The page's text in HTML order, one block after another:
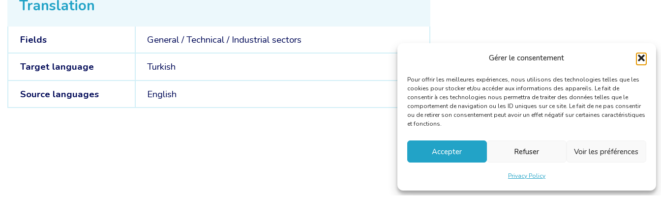
Gérer le consentement
Pour offrir les meilleures expériences, nous utilisons des technologies telles que les
cookies pour stocker et/ou accéder aux informations des appareils. Le fait de
consentir à ces technologies nous permettra de traiter des données telles que le
comportement de navigation ou les ID uniques sur ce site. Le fait de ne pas consentir
ou de retirer son consentement peut avoir un effet négatif sur certaines caractéristiques
et fonctions.
Accepter Refuser Voir les préférences
Privacy Policy
Translation
Fields General /Technical / Industrial sectors
Target language Turkish
Source languages English